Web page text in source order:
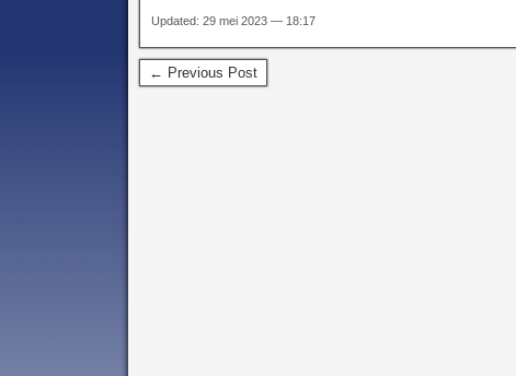
Updated: 29 mei 2023 — 18:17
← Previous Post